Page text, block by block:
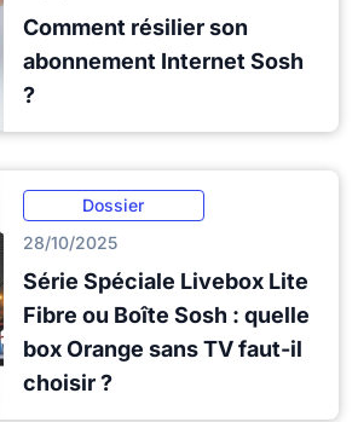
Comment résilier son
abonnement Internet Sosh
?
Dossier
28/10/2025
Série Spéciale Livebox Lite
Fibre ou Boîte Sosh : quelle
box Orange sans TV faut-il
choisir ?